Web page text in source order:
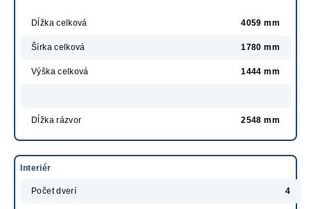
Dĺžka celková 4059 mm
Šírka celková 1780 mm
Výška celková 1444 mm
Dĺžka rázvor 2548 mm
Interiér
Počet dverí 4